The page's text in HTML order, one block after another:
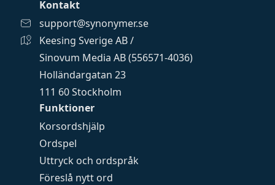
Funktioner
Korsordshjälp
Ordspel
Uttryck och ordspråk
Föreslå nytt ord
Kontakt
support@synonymer.se
Keesing Sverige AB /
Sinovum Media AB (556571-4036)
Holländargatan 23
111 60 Stockholm